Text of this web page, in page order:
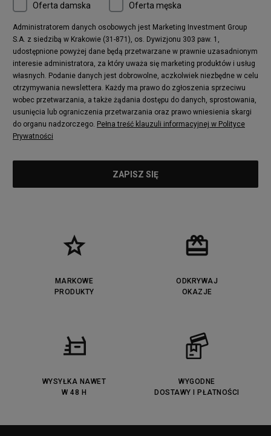
Oferta damska Oferta męska
Administratorem danych osobowych jest Marketing Investment Group
S.A. z siedzibą w Krakowie (31-871), os. Dywizjonu 303 paw. 1,
udostępnione powyżej dane będą przetwarzane w prawnie uzasadnionym
interesie administratora, za który uważa się marketing produktów i usług
własnych. Podanie danych jest dobrowolne, aczkolwiek niezbędne w celu
otrzymywania newslettera. Każdy ma prawo do zgłoszenia sprzeciwu
wobec przetwarzania, a także żądania dostępu do danych, sprostowania,
usunięcia lub ograniczenia przetwarzania oraz prawo wniesienia skargi
do organu nadzorczego. Pełna treść klauzuli informacyjnej w Polityce
Prywatności
MARKOWE
PRODUKTY
ODKRYWAJ
OKAZJE
WYSYŁKA NAWET
W 48 H
WYGODNE
DOSTAWY I PŁATNOŚCI